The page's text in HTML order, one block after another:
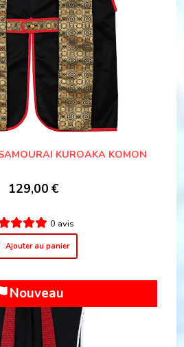
KUROAKA KOMON
129,00 €
0 avis
Ajouter au panier
Nouveau